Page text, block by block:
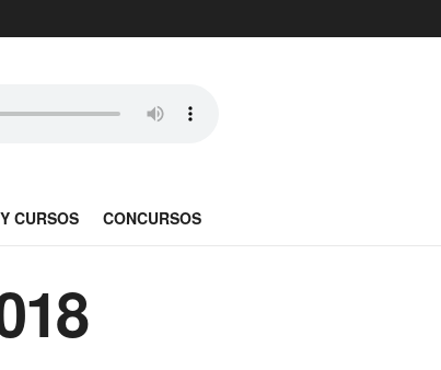
CURSOS CONCURSOS